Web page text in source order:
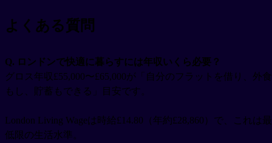
よくある質問
Q. ロンドンで快適に暮らすには年収いくら必要？
グロス年収£55,000〜£65,000が「自分のフラットを借り、外食
もし、貯蓄もできる」目安です。
London Living Wageは時給£14.80（年約£28,860）で、これは最
低限の生活水準。